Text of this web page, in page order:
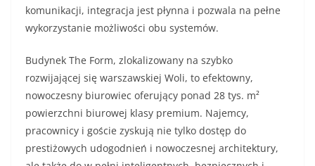
komunikacji, integracja jest płynna i pozwala na pełne
wykorzystanie możliwości obu systemów.
Budynek The Form, zlokalizowany na szybko
rozwijającej się warszawskiej Woli, to efektowny,
nowoczesny biurowiec oferujący ponad 28 tys. m²
powierzchni biurowej klasy premium. Najemcy,
pracownicy i goście zyskują nie tylko dostęp do
prestiżowych udogodnień i nowoczesnej architektury,